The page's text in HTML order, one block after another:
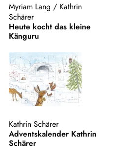
Myriam Lang / Kathrin
Schärer
Heute kocht das kleine
Känguru
Kathrin Schärer
Adventskalender Kathrin
Schärer